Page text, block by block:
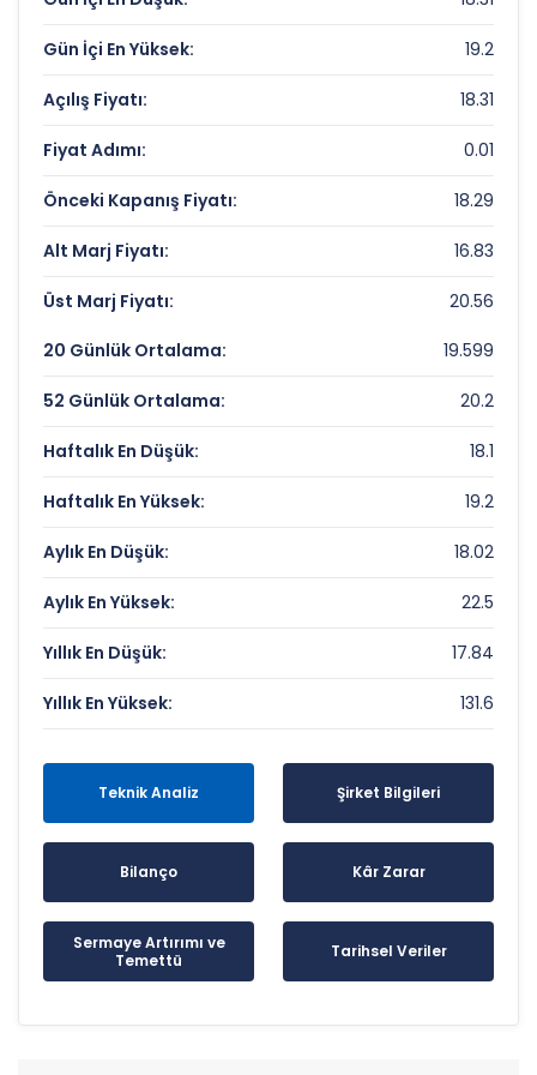
Piyasa Değeri/Defter Değeri (PD/DD):
2.67
EMEK ELEKTRIK Rekorlar ve Önemli
Seviyeler
Bugün Gördüğü En Yüksek Fiyat:
19.2 TL
Son 1 Yılın Zirvesi:
131.6 TL
Son 1 Yılın Dibi:
17.84 TL
Gün İçi En Yüksek: 19.2
Açılış Fiyatı: 18.31
Fiyat Adımı: 0.01
Önceki Kapanış Fiyatı: 18.29
Alt Marj Fiyatı: 16.83
Üst Marj Fiyatı: 20.56
20 Günlük Ortalama: 19.599
52 Günlük Ortalama: 20.2
Haftalık En Düşük: 18.1
Haftalık En Yüksek: 19.2
Aylık En Düşük: 18.02
Aylık En Yüksek: 22.5
Yıllık En Düşük: 17.84
Yıllık En Yüksek: 131.6
Teknik Analiz Şirket Bilgileri
Bilanço Kâr Zarar
Sermaye Artırımı ve
Temettü
Tarihsel Veriler